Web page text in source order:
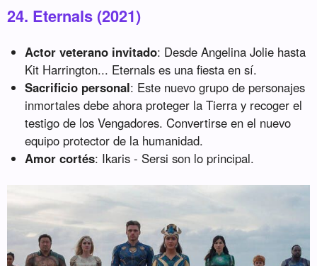
24. Eternals (2021)
Actor veterano invitado: Desde Angelina Jolie hasta
Kit Harrington... Eternals es una fiesta en sí.
Sacrificio personal: Este nuevo grupo de personajes
inmortales debe ahora proteger la Tierra y recoger el
testigo de los Vengadores. Convertirse en el nuevo
equipo protector de la humanidad.
Amor cortés: Ikaris - Sersi son lo principal.